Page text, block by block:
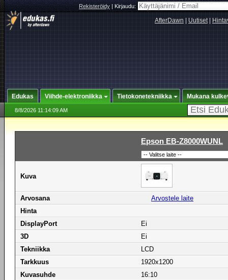
Rekisteröidy|Kirjaudu:
AfterDawn Uutiset|
Edukas Viihde-elektroniikka Tietokonetekniikka Mukana
8/8/2026 11:14:09 AM
Epson EB-Z8000WUNL
Kuva
Arvosana
Arvostele laite
Hinta
DisplayPort
Ei
3D
Ei
Tekniikka
LCD
Tarkkuus
1920x1200
Kuvasuhde
16:10